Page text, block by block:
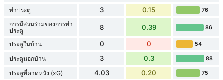
ทำประตู
3 0.15 76
การมีส่วนร่วมของการทำ
ประตู
8 0.39 86
ประตูในบ้าน 0 0 54
ประตูนอกบ้าน 3 0.3 88
ประตูที่คาดหวัง (xG) 4.03 0.20 75